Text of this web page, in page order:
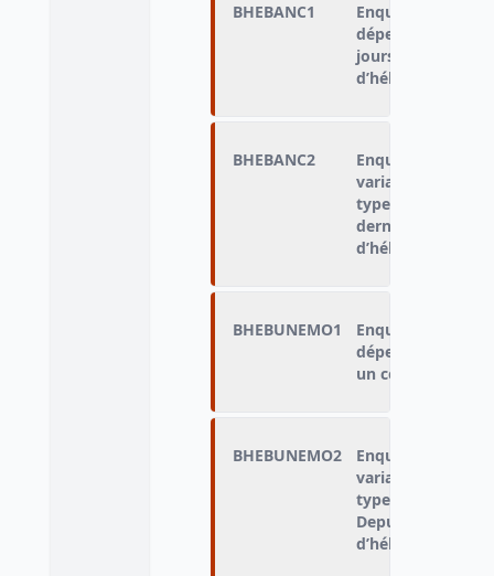
BHEBANC1
Enquêté qui n'a
dépendant d'une
jours depuis qu'il
d’hébergement
BHEBANC2
Enquêté qui n'a
variable « type
type
dernière fois
d’hébergement,
BHEBUNEMO1
Enquêté qui n’a
dépendant
un centre
BHEBUNEMO2
Enquêté qui n'a
variable « type
type
Depuis un mois,
d’hébergement